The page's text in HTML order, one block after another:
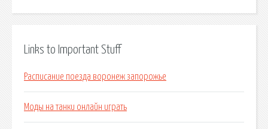
Links to Important Stuff
Расписание поезда воронеж запорожье
Моды на танки онлайн играть